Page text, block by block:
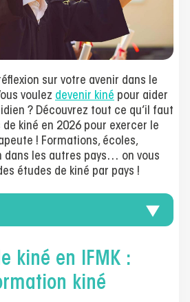
sur votre avenir dans le
voulez devenir kiné pour aider
? Découvrez tout ce qu’il faut
kiné en 2026 pour exercer le
! Formations, écoles,
dans les autres pays… on vous
études de kiné par pays !
kiné en IFMK :
kiné